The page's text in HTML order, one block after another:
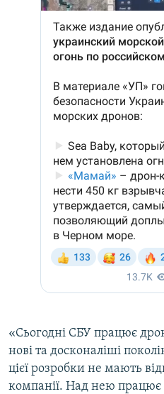
«Сьогодні СБУ працює
нові та досконаліші
цієї розробки не мають
компанії. Над нею